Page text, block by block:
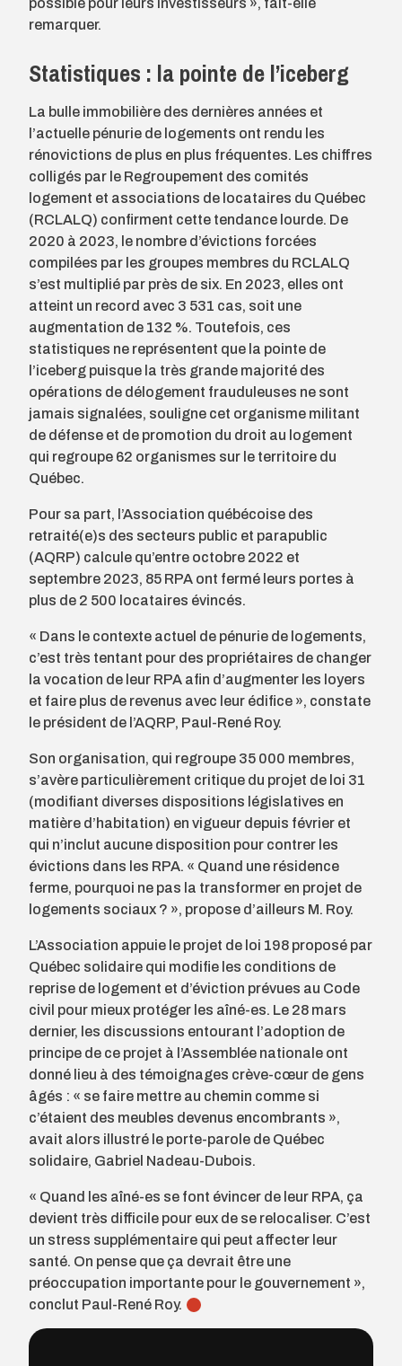
remarquer.
Statistiques : la pointe de l’iceberg
La bulle immobilière des dernières années et
l’actuelle pénurie de logements ont rendu les
rénovictions de plus en plus fréquentes. Les chiffres
colligés par le Regroupement des comités
logement et associations de locataires du Québec
(RCLALQ) confirment cette tendance lourde. De
2020 à 2023, le nombre d’évictions forcées
compilées par les groupes membres du RCLALQ
s’est multiplié par près de six. En 2023, elles ont
atteint un record avec 3 531 cas, soit une
augmentation de 132 %. Toutefois, ces
statistiques ne représentent que la pointe de
l’iceberg puisque la très grande majorité des
opérations de délogement frauduleuses ne sont
jamais signalées, souligne cet organisme militant
de défense et de promotion du droit au logement
qui regroupe 62 organismes sur le territoire du
Québec.
Pour sa part, l’Association québécoise des
retraité(e)s des secteurs public et parapublic
(AQRP) calcule qu’entre octobre 2022 et
septembre 2023, 85 RPA ont fermé leurs portes à
plus de 2 500 locataires évincés.
« Dans le contexte actuel de pénurie de logements,
c’est très tentant pour des propriétaires de changer
la vocation de leur RPA afin d’augmenter les loyers
et faire plus de revenus avec leur édifice », constate
le président de l’AQRP, Paul-René Roy.
Son organisation, qui regroupe 35 000 membres,
s’avère particulièrement critique du projet de loi 31
(modifiant diverses dispositions législatives en
matière d’habitation) en vigueur depuis février et
qui n’inclut aucune disposition pour contrer les
évictions dans les RPA. « Quand une résidence
ferme, pourquoi ne pas la transformer en projet de
logements sociaux ? », propose d’ailleurs M. Roy.
L’Association appuie le projet de loi 198 proposé par
Québec solidaire qui modifie les conditions de
reprise de logement et d’éviction prévues au Code
civil pour mieux protéger les aîné-es. Le 28 mars
dernier, les discussions entourant l’adoption de
principe de ce projet à l’Assemblée nationale ont
donné lieu à des témoignages crève-cœur de gens
âgés : « se faire mettre au chemin comme si
c’étaient des meubles devenus encombrants »,
avait alors illustré le porte-parole de Québec
solidaire, Gabriel Nadeau-Dubois.
« Quand les aîné-es se font évincer de leur RPA, ça
devient très difficile pour eux de se relocaliser. C’est
un stress supplémen­taire qui peut affecter leur
santé. On pense que ça devrait être une
préoccupation importante pour le gouvernement »,
conclut Paul-René Roy.